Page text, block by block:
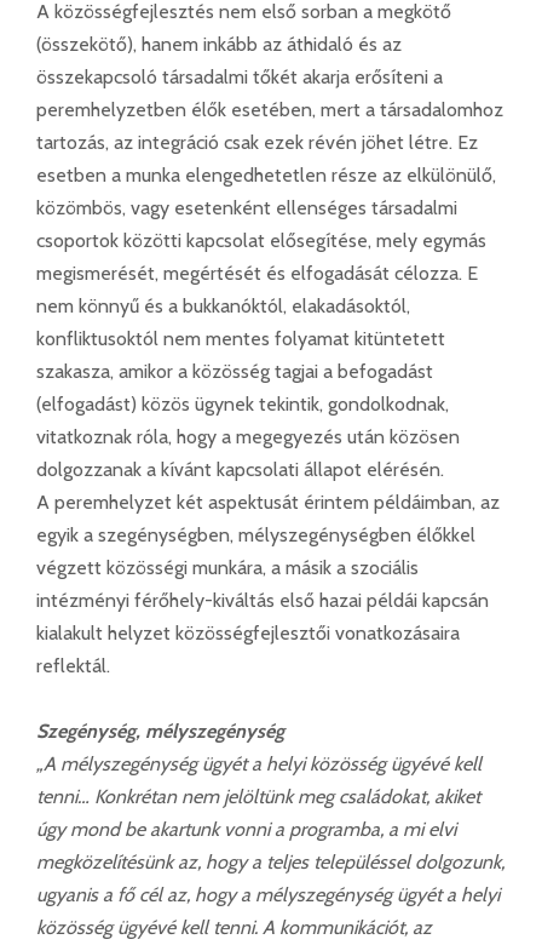
A közösségfejlesztés nem első sorban a megkötő
(összekötő), hanem inkább az áthidaló és az
összekapcsoló társadalmi tőkét akarja erősíteni a
peremhelyzetben élők esetében, mert a társadalomhoz
tartozás, az integráció csak ezek révén jöhet létre. Ez
esetben a munka elengedhetetlen része az elkülönülő,
közömbös, vagy esetenként ellenséges társadalmi
csoportok közötti kapcsolat elősegítése, mely egymás
megismerését, megértését és elfogadását célozza. E
nem könnyű és a bukkanóktól, elakadásoktól,
konfliktusoktól nem mentes folyamat kitüntetett
szakasza, amikor a közösség tagjai a befogadást
(elfogadást) közös ügynek tekintik, gondolkodnak,
vitatkoznak róla, hogy a megegyezés után közösen
dolgozzanak a kívánt kapcsolati állapot elérésén.
A peremhelyzet két aspektusát érintem példáimban, az
egyik a szegénységben, mélyszegénységben élőkkel
végzett közösségi munkára, a másik a szociális
intézményi férőhely-kiváltás első hazai példái kapcsán
kialakult helyzet közösségfejlesztői vonatkozásaira
reflektál.
Szegénység, mélyszegénység
„A mélyszegénység ügyét a helyi közösség ügyévé kell
tenni… Konkrétan nem jelöltünk meg családokat, akiket
úgy mond be akartunk vonni a programba, a mi elvi
megközelítésünk az, hogy a teljes településsel dolgozunk,
ugyanis a fő cél az, hogy a mélyszegénység ügyét a helyi
közösség ügyévé kell tenni. A kommunikációt, az